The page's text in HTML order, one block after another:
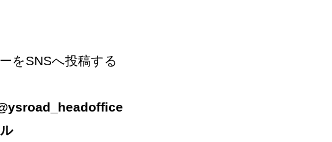
をSNSへ投稿する